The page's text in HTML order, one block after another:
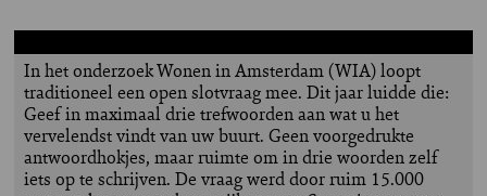
In het onderzoek Wonen in Amsterdam (WIA) loopt
traditioneel een open slotvraag mee. Dit jaar luidde die:
Geef in maximaal drie trefwoorden aan wat u het
vervelendst vindt van uw buurt. Geen voorgedrukte
antwoordhokjes, maar ruimte om in drie woorden zelf
iets op te schrijven. De vraag werd door ruim 15.000